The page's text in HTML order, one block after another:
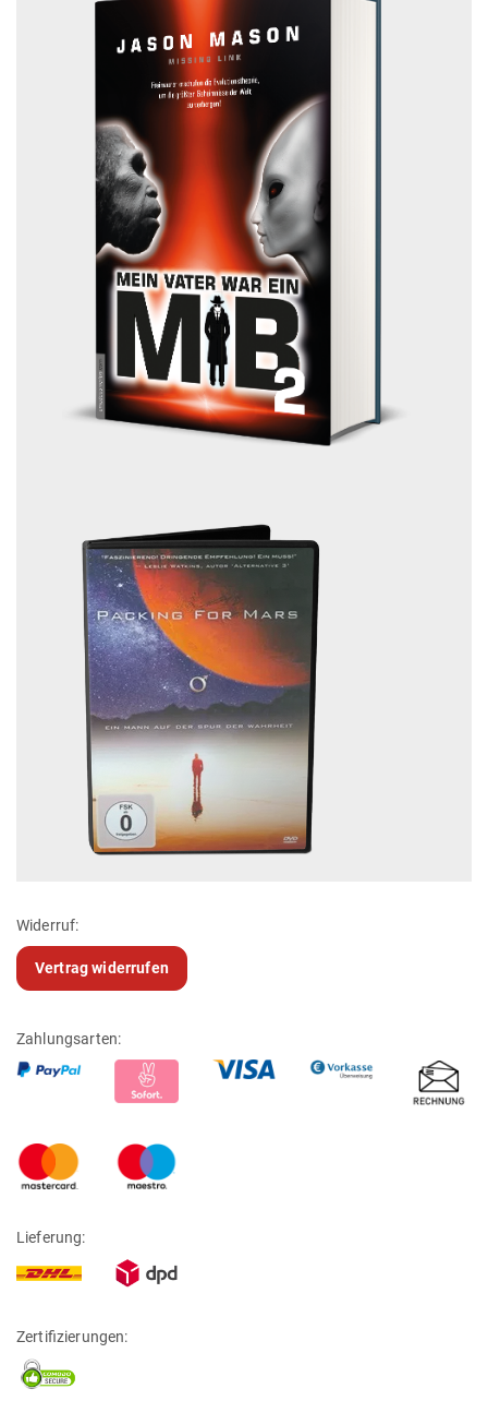
Widerruf:
Vertrag widerrufen
Zahlungsarten:
Lieferung:
Zertifizierungen: